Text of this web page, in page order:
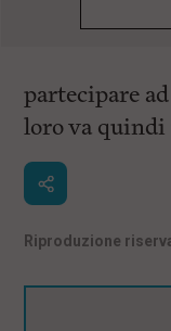
partecipare
loro va quindi
Riproduzione